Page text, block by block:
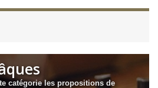
catégorie les propositions de